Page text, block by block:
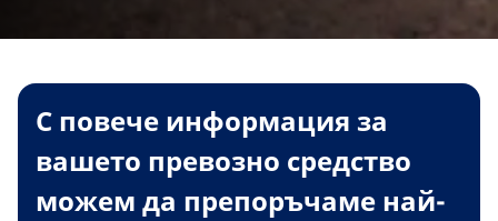
С повече информация за
вашето превозно средство
можем да препоръчаме най-